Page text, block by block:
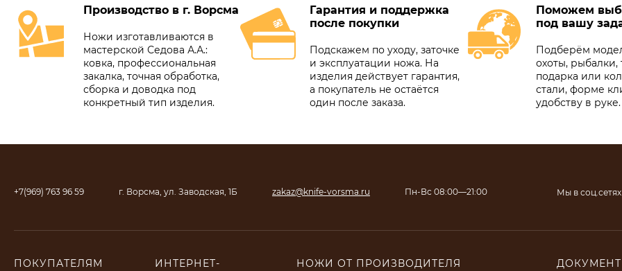
Производство в г. Ворсма
Ножи изготавливаются в
мастерской Седова А.А.:
ковка, профессиональная
закалка, точная обработка,
сборка и доводка под
конкретный тип изделия.
Гарантия и поддержка
после покупки
Подскажем по уходу, заточке
и эксплуатации ножа. На
изделия действует гарантия,
а покупатель не остаётся
один после заказа.
Поможем
под вашу
Подберём
охоты, рыбалки,
подарка или
стали, форме
удобству в руке.
+7(969) 763 96 59 г. Ворсма, ул. Заводская, 1Б zakaz@knife-vorsma.ru Пн-Вс 08:00—21:00 Мы в соц.сетях
ПОКУПАТЕЛЯМ
ИНТЕРНЕТ-
НОЖИ ОТ ПРОИЗВОДИТЕЛЯ